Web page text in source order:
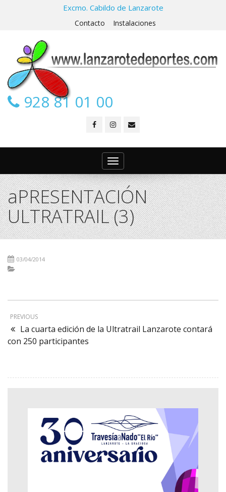
Excmo. Cabildo de Lanzarote
Contacto Instalaciones
928 81 01 00
Toggle
navigation
aPRESENTACIÓN
ULTRATRAIL (3)
03/04/2014
PREVIOUS
La cuarta edición de la Ultratrail Lanzarote contará
con 250 participantes